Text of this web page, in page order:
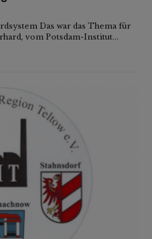
Das war das Thema für
vom Potsdam-Institut...